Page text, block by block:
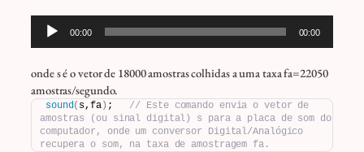
Tocador
00:00 00:00
onde s é o vetor de 18000 amostras colhidas a uma taxa fa=22050
amostras/segundo.
sound( s,fa) ; // Este comando envia o vetor de
amostras (ou sinal digital) s para a placa de som do
computador, onde um conversor Digital/Analógico
recupera o som, na taxa de amostragem fa.